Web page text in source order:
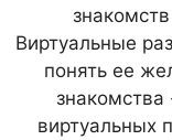
Виртуальные
понять ее
виртуальных